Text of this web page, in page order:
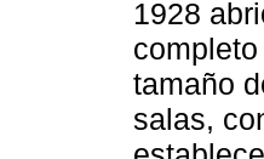
1928
tamaño
salas,